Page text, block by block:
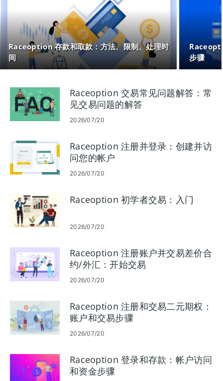
Raceoption 存款和取款：方法、限制、处理时
间
步骤
Raceoption 交易常见问题解答：常
见交易问题的解答
2026/07/20
Raceoption 注册并登录：创建并访
问您的帐户
2026/07/20
Raceoption 初学者交易：入门
2026/07/20
Raceoption 注册账户并交易差价合
约/外汇：开始交易
2026/07/20
Raceoption 注册和交易二元期权：
账户和交易步骤
2026/07/20
Raceoption 登录和存款：帐户访问
和资金步骤